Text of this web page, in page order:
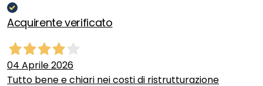
Acquirente verificato
04 Aprile 2026
Tutto bene e chiari nei costi di ristrutturazione